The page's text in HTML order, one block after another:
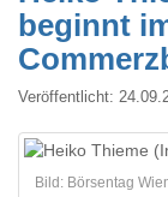
beginnt
Veröffentlicht:
Bild: Börsentag